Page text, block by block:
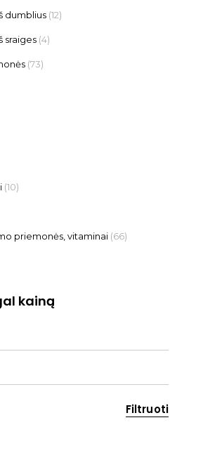
dumblius (12)
sraiges (4)
(73)
(10)
priemonės, vitaminai (66)
kainą
Filtruoti